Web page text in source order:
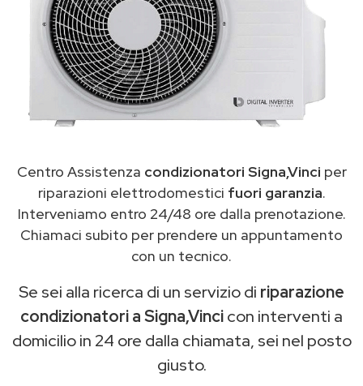
Centro Assistenza condizionatori Signa,Vinci per
riparazioni elettrodomestici fuori garanzia.
Interveniamo entro 24/48 ore dalla prenotazione.
Chiamaci subito per prendere un appuntamento
con un tecnico.
Se sei alla ricerca di un servizio di riparazione
condizionatori a Signa,Vincicon interventi a
domicilio in 24 ore dalla chiamata, sei nel posto
giusto.